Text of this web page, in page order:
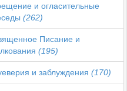
и огласительные
(262)
Писание и
(195)
и заблуждения (170)